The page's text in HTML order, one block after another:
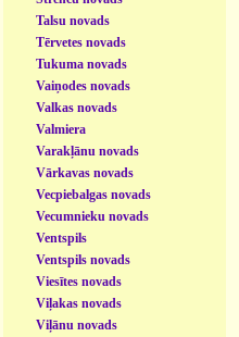
Talsu novads
Tērvetes novads
Tukuma novads
Vaiņodes novads
Valkas novads
Valmiera
Varakļānu novads
Vārkavas novads
Vecpiebalgas novads
Vecumnieku novads
Ventspils
Ventspils novads
Viesītes novads
Viļakas novads
Viļānu novads